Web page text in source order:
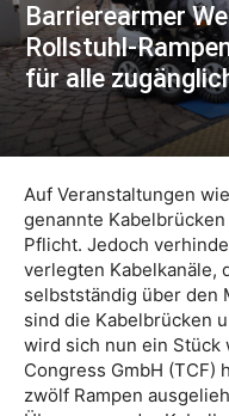
Barrierearmer
Rollstuhl-
für alle
Auf Veranstaltungen
genannte
Pflicht. Jedoch
verlegten Kabelkanäle,
selbstständig über den
sind die Kabelbrücken
wird sich nun ein Stück
Congress GmbH (TCF)
zwölf Rampen